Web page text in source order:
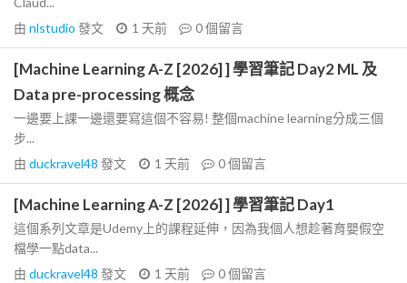
由 nlstudio 發文 1 天前 0個留言
[Machine Learning A-Z [2026] ] 學習筆記 Day2 ML 及
Data pre-processing 概念
一邊要上課一邊還要寫這個不容易! 整個machine learning分成三個
步...
由 duckravel48 發文 1 天前 0個留言
[Machine Learning A-Z [2026] ] 學習筆記 Day1
這個系列文章是Udemy上的課程延伸，因為我個人想趁著育嬰假空
檔學一點data...
由 duckravel48 發文 1 天前 0個留言